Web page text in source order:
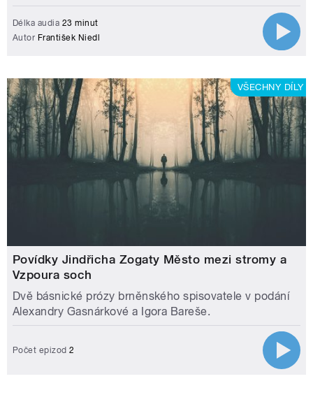
Délka audia 23 minut
Autor František Niedl
VŠECHNY DÍLY
Povídky Jindřicha Zogaty Město mezi stromy a
Vzpoura soch
Dvě básnické prózy brněnského spisovatele v podání
Alexandry Gasnárkové a Igora Bareše.
Počet epizod 2